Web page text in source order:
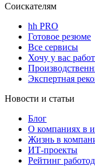
Соискателям
hh PRO
Готовое резюме
Все сервисы
Хочу у вас
Экспертная
Новости и статьи
Блог
О компаниях в
Жизнь в
ИТ-проекты
Рейтинг